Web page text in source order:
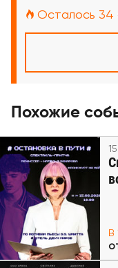
Осталось 34
Похожие
В